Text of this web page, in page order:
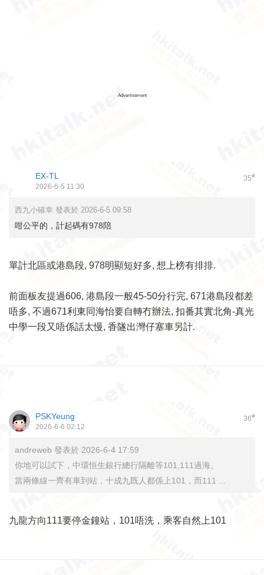
Advertisement
35#
EX-TL
2026-6-5 11:30
西九小確幸 發表於 2026-6-5 09:58
咁公平的，計起碼有978陪
單計北區或港島段, 978明顯短好多, 想上榜有排排.
前面板友提過606, 港島段一般45-50分行完, 671港島段都差
唔多, 不過671利東同海怡要自轉冇辦法, 扣番其實北角-真光
中學一段又唔係話太慢, 香隧出灣仔塞車另計.
36#
PSKYeung
2026-6-6 02:12
andreweb 發表於 2026-6-4 17:59
你地可以試下，中環恒生銀行總行隔離等101,111過海。
當兩條線一齊有車到站，十成九既人都係上101，而111 ...
九龍方向111要停金鐘站，101唔洗，乘客自然上101